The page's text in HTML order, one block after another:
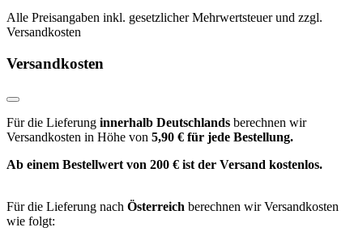
Alle Preisangaben inkl. gesetzlicher Mehrwertsteuer und zzgl.
Versandkosten
Versandkosten
Für die Lieferung innerhalb Deutschlands berechnen wir
Versandkosten in Höhe von 5,90 € für jede Bestellung.
Ab einem Bestellwert von 200 € ist der Versand kostenlos.
Für die Lieferung nach Österreich berechnen wir Versandkosten
wie folgt: